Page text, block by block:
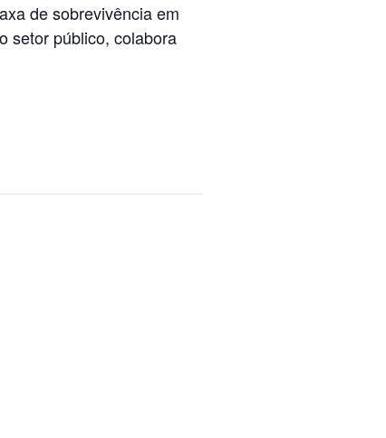
de sobrevivência em
setor público, colabora